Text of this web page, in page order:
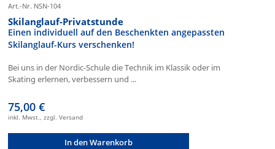
Art.-Nr. NSN-104
Skilanglauf-Privatstunde
Einen individuell auf den Beschenkten angepassten
Skilanglauf-Kurs verschenken!
Bei uns in der Nordic-Schule die Technik im Klassik oder im
Skating erlernen, verbessern und ...
75,00 €
inkl. Mwst., zzgl. Versand
In den Warenkorb